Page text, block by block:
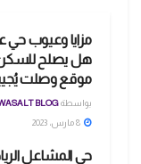
مزايا وعيوب حي
هل يصلح للسكن
موقع وصلت
بواسطةBLOG
حي المشاعل